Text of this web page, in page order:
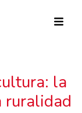
la
ruralidad